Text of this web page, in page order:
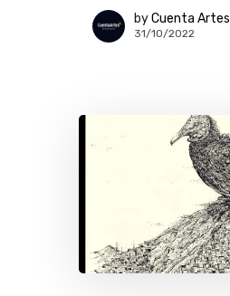
byCuenta Artes
31/10/2022